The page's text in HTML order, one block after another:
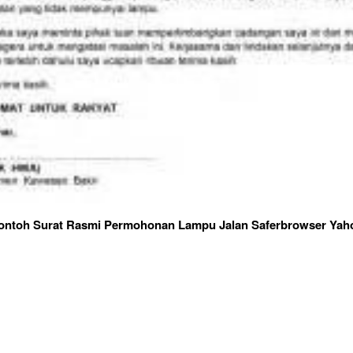
Surat Rasmi Permohonan Lampu Jalan Saferbrowser